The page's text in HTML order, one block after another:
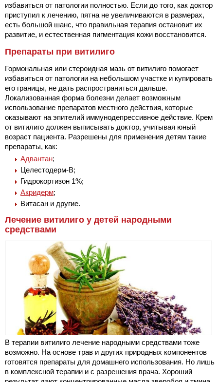
избавиться от патологии полностью. Если до того, как доктор
приступил к лечению, пятна не увеличиваются в размерах,
есть большой шанс, что правильная терапия остановит их
развитие, и естественная пигментация кожи восстановится.
Препараты при витилиго
Гормональная или стероидная мазь от витилиго помогает
избавиться от патологии на небольшом участке и купировать
его границы, не дать распространиться дальше.
Локализованная форма болезни делает возможным
использование препаратов местного действия, которые
оказывают на эпителий иммунодепрессивное действие. Крем
от витилиго должен выписывать доктор, учитывая юный
возраст пациента. Разрешены для применения детям такие
препараты, как:
Адвантан;
Целестодерм-В;
Гидрокортизон 1%;
Акридерм;
Витасан и другие.
Лечение витилиго у детей народными
средствами
В терапии витилиго лечение народными средствами тоже
возможно. На основе трав и других природных компонентов
готовятся препараты для домашнего использования. Но лишь
в комплексной терапии и с разрешения врача. Хороший